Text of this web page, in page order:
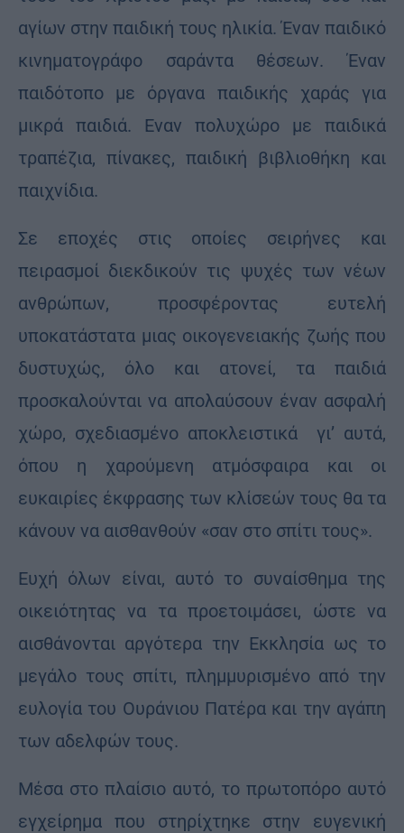
αγίων στην παιδική τους ηλικία. Έναν παιδικό
κινηματογράφο σαράντα θέσεων. Έναν
παιδότοπο με όργανα παιδικής χαράς για
μικρά παιδιά. Εναν πολυχώρο με παιδικά
τραπέζια, πίνακες, παιδική βιβλιοθήκη και
παιχνίδια.
Σε εποχές στις οποίες σειρήνες και
πειρασμοί διεκδικούν τις ψυχές των νέων
ανθρώπων, προσφέροντας ευτελή
υποκατάστατα μιας οικογενειακής ζωής που
δυστυχώς, όλο και ατονεί, τα παιδιά
προσκαλούνται να απολαύσουν έναν ασφαλή
χώρο, σχεδιασμένο αποκλειστικά γι’ αυτά,
όπου η χαρούμενη ατμόσφαιρα και οι
ευκαιρίες έκφρασης των κλίσεών τους θα τα
κάνουν να αισθανθούν «σαν στο σπίτι τους».
Ευχή όλων είναι, αυτό το συναίσθημα της
οικειότητας να τα προετοιμάσει, ώστε να
αισθάνονται αργότερα την Εκκλησία ως το
μεγάλο τους σπίτι, πλημμυρισμένο από την
ευλογία του Ουράνιου Πατέρα και την αγάπη
των αδελφών τους.
Μέσα στο πλαίσιο αυτό, το πρωτοπόρο αυτό
εγχείρημα που στηρίχτηκε στην ευγενική